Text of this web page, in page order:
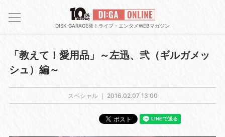
DISK GARAGE発！ライブ・エンタメWEBマガジン
「教えて！愛用品」～左迅、弐（ギルガメッ
シュ）編～
スペシャル ｜ 2016.02.07 13:00